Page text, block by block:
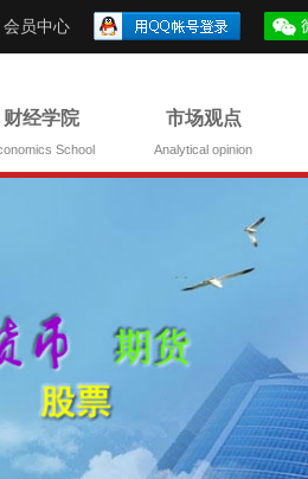
会员中心
财经学院
School
市场观点
Analytical opinion